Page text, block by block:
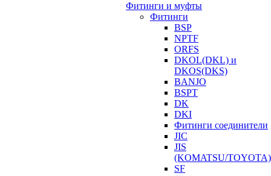
Фитинги и муфты
Фитинги
BSP
NPTF
ORFS
DKOL(DKL) и
DKOS(DKS)
BANJO
BSPT
DK
DKI
Фитинги соединители
JIC
JIS
(KOMATSU/TOYOTA)
SF